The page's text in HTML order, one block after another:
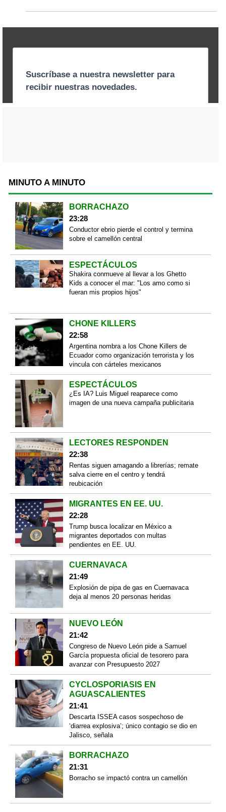
MINUTO A MINUTO
BORRACHAZO
23:28
Conductor ebrio pierde el control y termina
sobre el camellón central
ESPECTÁCULOS
Shakira conmueve al llevar a los Ghetto
Kids a conocer el mar: "Los amo como si
fueran mis propios hijos"
CHONE KILLERS
22:58
Argentina nombra a los Chone Killers de
Ecuador como organización terrorista y los
vincula con cárteles mexicanos
ESPECTÁCULOS
¿Es IA? Luis Miguel reaparece como
imagen de una nueva campaña publicitaria
LECTORES RESPONDEN
22:38
Rentas siguen amagando a librerías; remate
salva cierre en el centro y tendrá
reubicación
MIGRANTES EN EE. UU.
22:28
Trump busca localizar en México a
migrantes deportados con multas
pendientes en EE. UU.
CUERNAVACA
21:49
Explosión de pipa de gas en Cuernavaca
deja al menos 20 personas heridas
NUEVO LEÓN
21:42
Congreso de Nuevo León pide a Samuel
García propuesta oficial de tesorero para
avanzar con Presupuesto 2027
CYCLOSPORIASIS EN
AGUASCALIENTES
21:41
Descarta ISSEA casos sospechoso de
‘diarrea explosiva’; único contagio se dio en
Jalisco, señala
BORRACHAZO
21:31
Borracho se impactó contra un camellón